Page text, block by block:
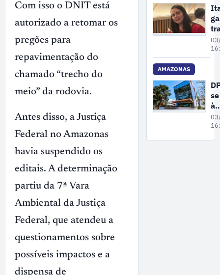
Com isso o DNIT está
autorizado a retomar os
pregões para
repavimentação do
chamado “trecho do
meio” da rodovia.
Antes disso, a Justiça
Federal no Amazonas
havia suspendido os
editais. A determinação
partiu da 7ª Vara
Ambiental da Justiça
Federal, que atendeu a
questionamentos sobre
possíveis impactos e a
dispensa de
da
AMAZONAS
à